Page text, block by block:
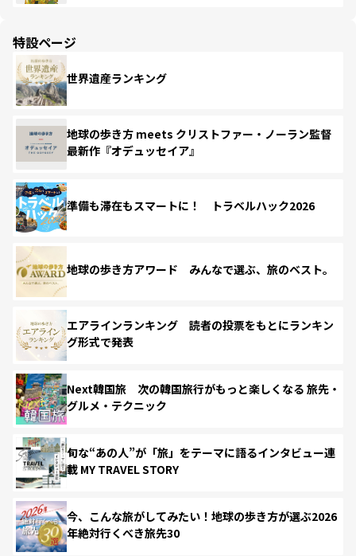
特設ページ
世界遺産ランキング
地球の歩き方 meets クリストファー・ノーラン監督
最新作『オデュッセイア』
準備も滞在もスマートに！ トラベルハック2026
地球の歩き方アワード みんなで選ぶ、旅のベスト。
エアラインランキング 読者の投票をもとにランキン
グ形式で発表
Next韓国旅 次の韓国旅行がもっと楽しくなる 旅先・
グルメ・テクニック
旬な“あの人”が「旅」をテーマに語るインタビュー連
載 MY TRAVEL STORY
今、こんな旅がしてみたい！地球の歩き方が選ぶ2026
年絶対行くべき旅先30